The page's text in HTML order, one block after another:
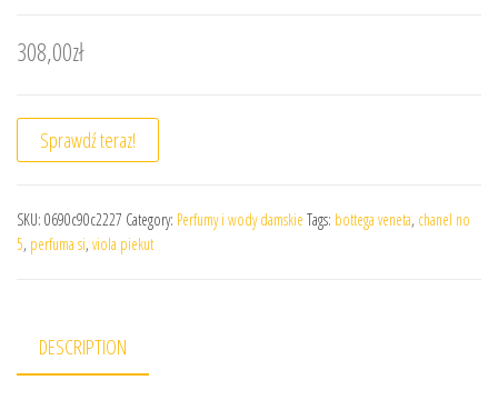
308,00zł
Sprawdź teraz!
SKU: 0690c90c2227 Category: Perfumy i wody damskie Tags: bottega veneta, chanel no
5, perfuma si, viola piekut
DESCRIPTION